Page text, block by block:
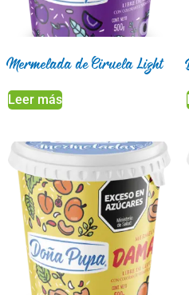
Mermelada de Ciruela Light
Leer más